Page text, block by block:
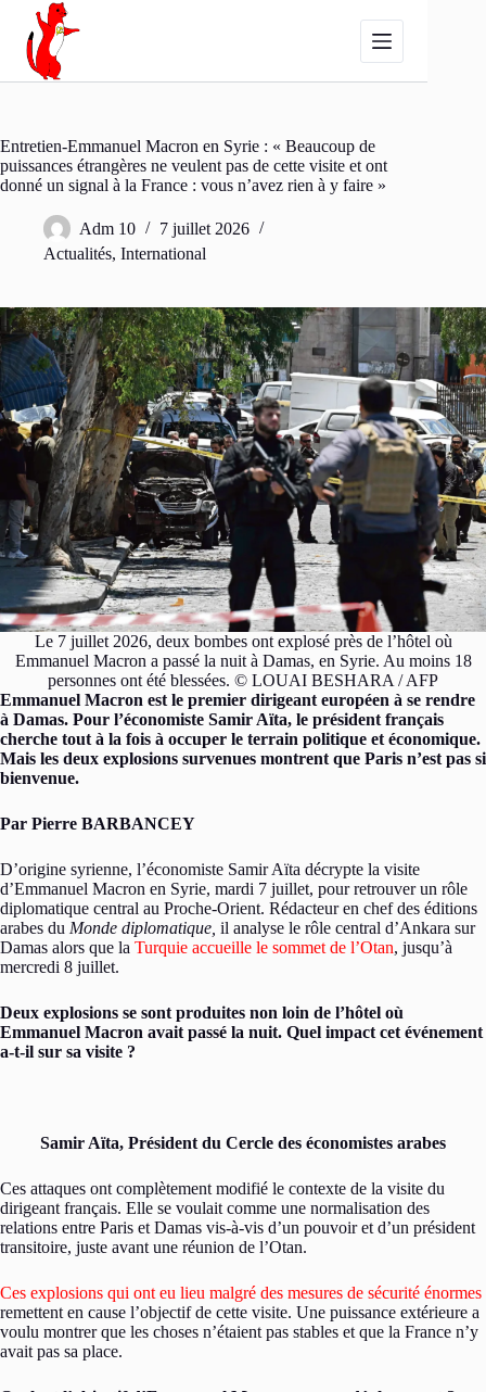
Passer
contenu
Entretien-Emmanuel Macron en Syrie : « Beaucoup de
puissances étrangères ne veulent pas de cette visite et ont
donné un signal à la France : vous n’avez rien à y faire »
Adm 10
7 juillet 2026
Actualités, International
Le 7 juillet 2026, deux bombes ont explosé près de l’hôtel où
Emmanuel Macron a passé la nuit à Damas, en Syrie. Au moins 18
personnes ont été blessées. © LOUAI BESHARA / AFP
Emmanuel Macron est le premier dirigeant européen à se rendre
à Damas. Pour l’économiste Samir Aïta, le président français
cherche tout à la fois à occuper le terrain politique et économique.
Mais les deux explosions survenues montrent que Paris n’est pas si
bienvenue.
Par Pierre BARBANCEY
D’origine syrienne, l’économiste Samir Aïta décrypte la visite
d’Emmanuel Macron en Syrie, mardi 7 juillet, pour retrouver un rôle
diplomatique central au Proche-Orient. Rédacteur en chef des éditions
arabes du Monde diplomatique, il analyse le rôle central d’Ankara sur
Damas alors que la Turquie accueille le sommet de l’Otan, jusqu’à
mercredi 8 juillet.
Deux explosions se sont produites non loin de l’hôtel où
Emmanuel Macron avait passé la nuit. Quel impact cet événement
a-t-il sur sa visite ?
Samir Aïta, Président du Cercle des économistes arabes
Ces attaques ont complètement modifié le contexte de la visite du
dirigeant français. Elle se voulait comme une normalisation des
relations entre Paris et Damas vis-à-vis d’un pouvoir et d’un président
transitoire, juste avant une réunion de l’Otan.
Ces explosions qui ont eu lieu malgré des mesures de sécurité énormes
remettent en cause l’objectif de cette visite. Une puissance extérieure a
voulu montrer que les choses n’étaient pas stables et que la France n’y
avait pas sa place.